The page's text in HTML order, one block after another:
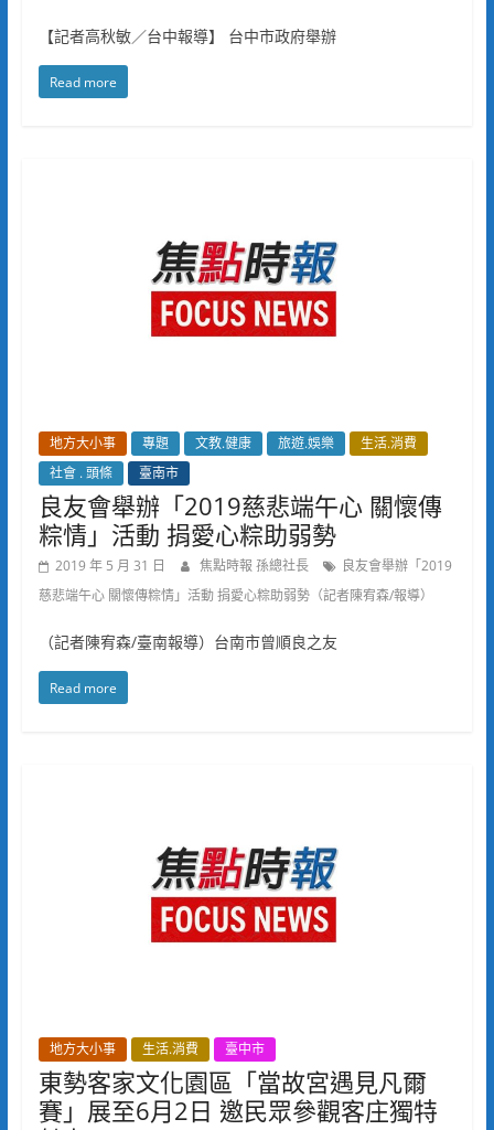
【記者高秋敏／台中報導】 台中市政府舉辦
Read more
地方大小事 專題 文教.健康 旅遊.娛樂
生活.消費
社會 . 頭條
臺南市
良友會舉辦「2019慈悲端午心 關懷傳
粽情」活動 捐愛心粽助弱勢
2019 年 5 月 31 日 焦點時報 孫總社長
良友會舉辦「2019
慈悲端午心 關懷傳粽情」活動 捐愛心粽助弱勢（記者陳宥森/報導）
（記者陳宥森/臺南報導）台南市曾順良之友
Read more
地方大小事 生活.消費 臺中市
東勢客家文化園區「當故宮遇見凡爾
賽」展至6月2日 邀民眾參觀客庄獨特